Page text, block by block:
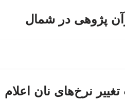
پژوهی در شمال
نرخ‌های نان اعلام